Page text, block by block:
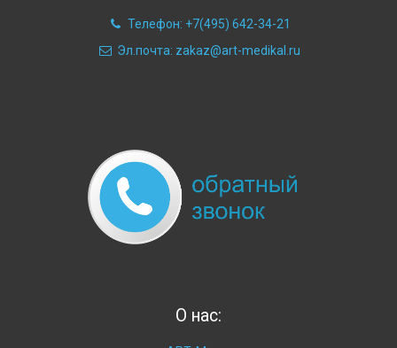
Телефон: +7(495) 642-34-21
Эл.почта: zakaz@art-medikal.ru
О нас: